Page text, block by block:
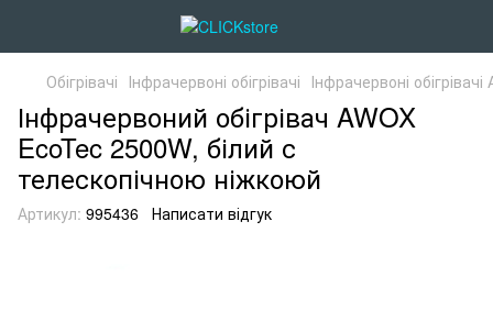
Обігрівачі Інфрачервоні обігрівачі Інфрачервоні
Інфрачервоний обігрівач AWOX
EcoTec 2500W, білий с
телескопічною ніжкоюй
Артикул: 995436 Написати відгук